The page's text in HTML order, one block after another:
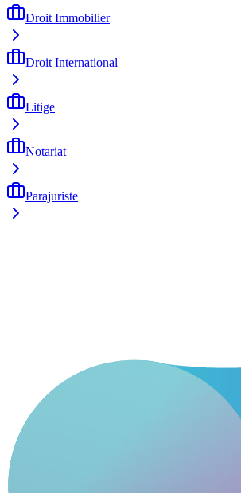
Droit Immobilier
Droit International
Litige
Notariat
Parajuriste